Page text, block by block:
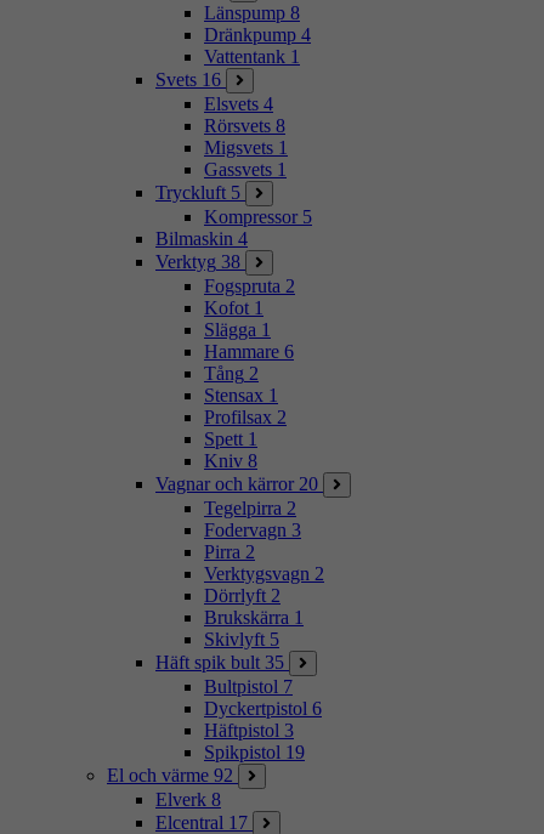
Länspump 8
Dränkpump 4
Vattentank 1
Svets 16
Elsvets 4
Rörsvets 8
Migsvets 1
Gassvets 1
Tryckluft 5
Kompressor 5
Bilmaskin 4
Verktyg 38
Fogspruta 2
Kofot 1
Slägga 1
Hammare 6
Tång 2
Stensax 1
Profilsax 2
Spett 1
Kniv 8
Vagnar och kärror 20
Tegelpirra 2
Fodervagn 3
Pirra 2
Verktygsvagn 2
Dörrlyft 2
Brukskärra 1
Skivlyft 5
Häft spik bult 35
Bultpistol 7
Dyckertpistol 6
Häftpistol 3
Spikpistol 19
El och värme 92
Elverk 8
Elcentral 17